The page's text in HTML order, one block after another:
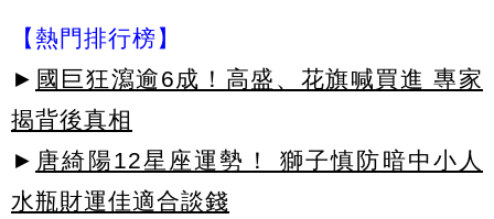
【熱門排行榜】
► 國巨狂瀉逾6成！高盛、花旗喊買進 專家
揭背後真相
► 唐綺陽12星座運勢！ 獅子慎防暗中小人
水瓶財運佳適合談錢